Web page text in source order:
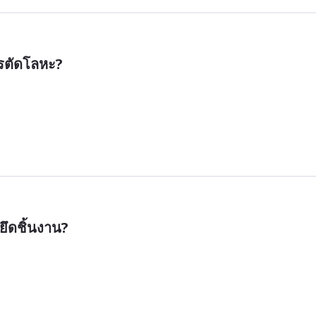
ดโลหะ?
ดชิ้นงาน?